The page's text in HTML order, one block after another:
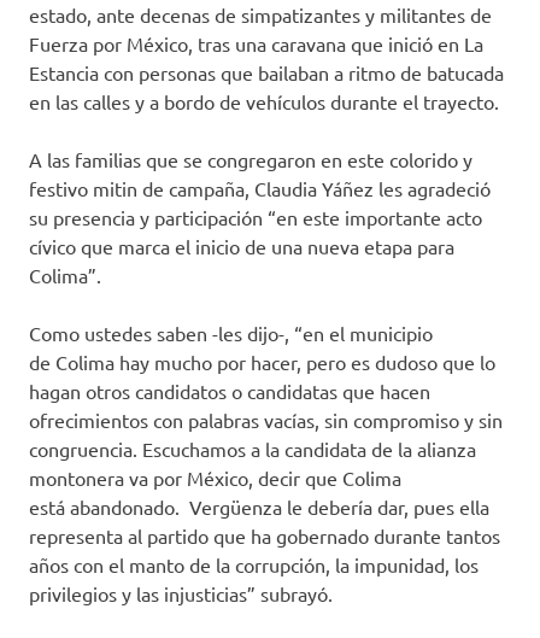
estado, ante decenas de simpatizantes y militantes de
Fuerza por México, tras una caravana que inició en La
Estancia con personas que bailaban a ritmo de batucada
en las calles y a bordo de vehículos durante el trayecto.
A las familias que se congregaron en este colorido y
festivo mitin de campaña, Claudia Yáñez les agradeció
su presencia y participación “en este importante acto
cívico que marca el inicio de una nueva etapa para
Colima”.
Como ustedes saben -les dijo-, “en el municipio
de Colima hay mucho por hacer, pero es dudoso que lo
hagan otros candidatos o candidatas que hacen
ofrecimientos con palabras vacías, sin compromiso y sin
congruencia. Escuchamos a la candidata de la alianza
montonera va por México, decir que Colima
está abandonado. Vergüenza le debería dar, pues ella
representa al partido que ha gobernado durante tantos
años con el manto de la corrupción, la impunidad, los
privilegios y las injusticias” subrayó.